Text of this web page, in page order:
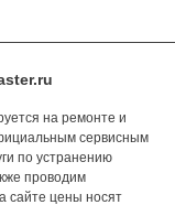
на ремонте и
сервисным
по устранению
проводим
сайте цены носят